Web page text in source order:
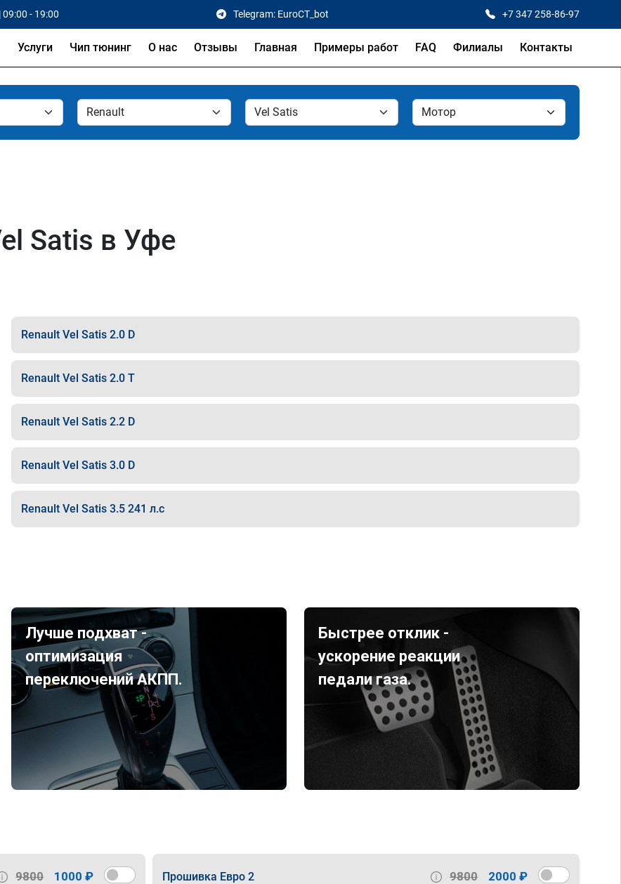
- 19:00 Telegram: EuroCT_bot +7 347 258-86-97
Услуги Чип тюнинг О нас Отзывы Главная Примеры работ FAQ Филиалы Контакты
Satis в Уфе
Renault Vel Satis 2.0 D
Renault Vel Satis 2.0 T
Renault Vel Satis 2.2 D
Renault Vel Satis 3.0 D
Renault Vel Satis 3.5 241 л.с
Лучше подхват -
оптимизация
переключений АКПП.
Быстрее отклик -
ускорение реакции
педали газа.
9800 1000 ₽ Прошивка Евро 2 9800 2000 ₽